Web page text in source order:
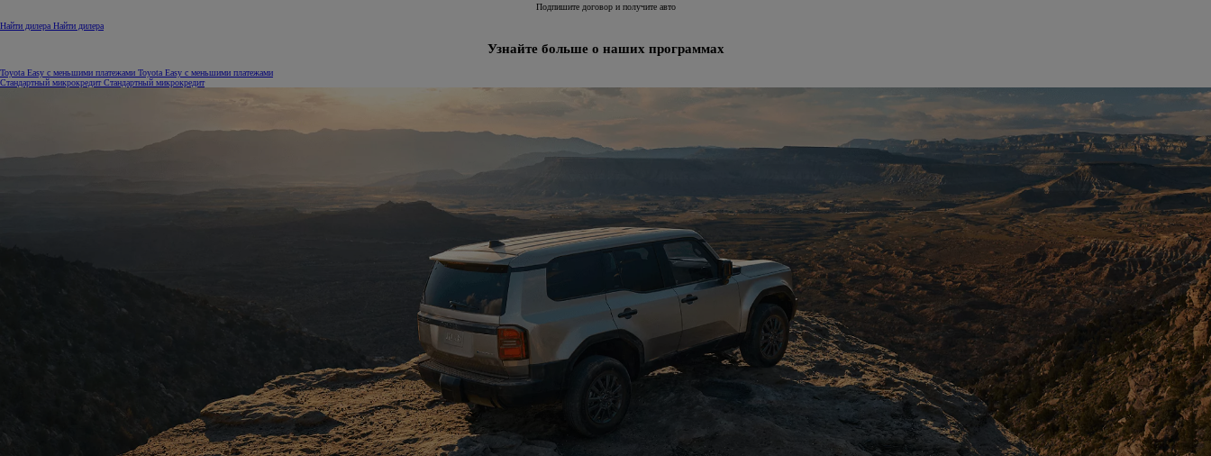
Подпишите договор и получите авто
Найти дилера Найти дилера
Узнайте больше о наших программах
Toyota Easy с меньшими платежами Toyota Easy с меньшими платежами
Стандартный микрокредитСтандартный микрокредит